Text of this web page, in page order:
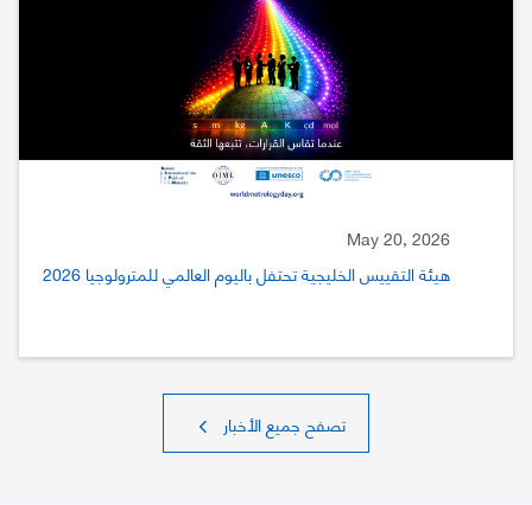
May 20, 2026
هيئة التقييس الخليجية تحتفل باليوم العالمي للمترولوجيا 2026
تصفح جميع الأخبار